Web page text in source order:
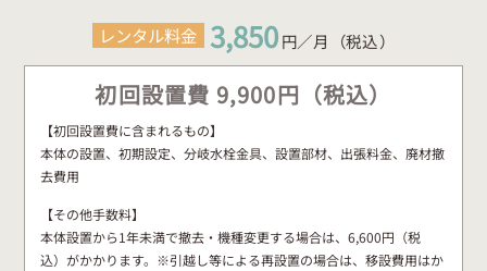
レンタル料金 3,850円／月 （税込 ）
初回設置費 9,900円（税込）
【初回設置費に含まれるもの】
本体の設置、初期設定、分岐水栓金具、設置部材、出張料金、廃材撤
去費用
【その他手数料】
本体設置から1年未満で撤去・機種変更する場合は、6,600円（税
込）がかかります。※引越し等による再設置の場合は、移設費用はか